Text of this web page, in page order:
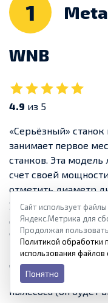
1
WNB
4.9 из 5
«Серьёзный»
занимает первое
станков. Эта модель
счет своей
отметить диаметр
установить
дерево этот станок
сможет управиться
материалом. Для
диски. Помимо
найти место для
пылесоса (он будет
Сайт использует
Яндекс.Метрика для
Продолжая
Политикой обработки
использования файлов
Понятно